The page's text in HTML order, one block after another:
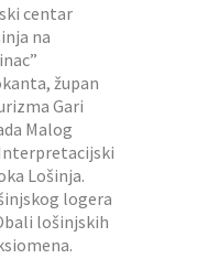
centar
na
župan
Gari
Malog
Lošinja.
logera
lošinjskih